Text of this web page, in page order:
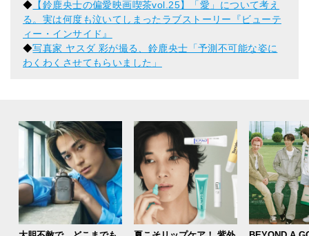
◆ 【鈴鹿央士の偏愛映画喫茶vol.25】「愛」について考え
る。実は何度も泣いてしまったラブストーリー『ビューテ
ィー・インサイド』
◆写真家 ヤスダ 彩が撮る、鈴鹿央士「予測不可能な姿に
わくわくさせてもらいました」